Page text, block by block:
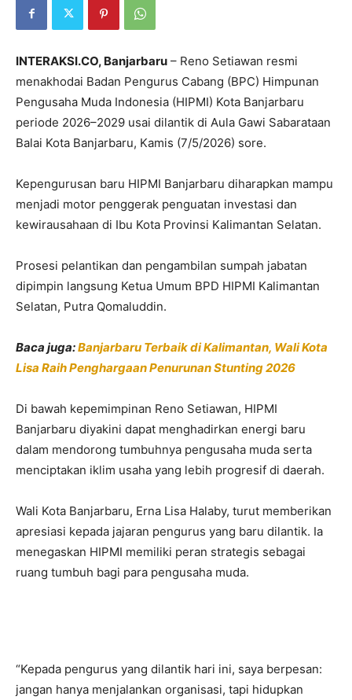
INTERAKSI.CO, Banjarbaru – Reno Setiawan resmi
menakhodai Badan Pengurus Cabang (BPC) Himpunan
Pengusaha Muda Indonesia (HIPMI) Kota Banjarbaru
periode 2026–2029 usai dilantik di Aula Gawi Sabarataan
Balai Kota Banjarbaru, Kamis (7/5/2026) sore.
Kepengurusan baru HIPMI Banjarbaru diharapkan mampu
menjadi motor penggerak penguatan investasi dan
kewirausahaan di Ibu Kota Provinsi Kalimantan Selatan.
Prosesi pelantikan dan pengambilan sumpah jabatan
dipimpin langsung Ketua Umum BPD HIPMI Kalimantan
Selatan, Putra Qomaluddin.
Baca juga:Banjarbaru Terbaik di Kalimantan, Wali Kota
Lisa Raih Penghargaan Penurunan Stunting 2026
Di bawah kepemimpinan Reno Setiawan, HIPMI
Banjarbaru diyakini dapat menghadirkan energi baru
dalam mendorong tumbuhnya pengusaha muda serta
menciptakan iklim usaha yang lebih progresif di daerah.
Wali Kota Banjarbaru, Erna Lisa Halaby, turut memberikan
apresiasi kepada jajaran pengurus yang baru dilantik. Ia
menegaskan HIPMI memiliki peran strategis sebagai
ruang tumbuh bagi para pengusaha muda.
“Kepada pengurus yang dilantik hari ini, saya berpesan:
jangan hanya menjalankan organisasi, tapi hidupkan